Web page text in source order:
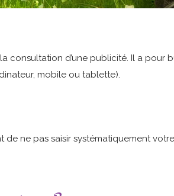
consultation d’une publicité. Il a pour
mobile ou tablette).
ne pas saisir systématiquement